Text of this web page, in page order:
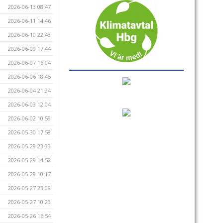
2026-06-13 08:47
2026-06-11 14:46
2026-06-10 22:43
2026-06-09 17:44
2026-06-07 16:04
2026-06-06 18:45
2026-06-04 21:34
2026-06-03 12:04
2026-06-02 10:59
2026-05-30 17:58
2026-05-29 23:33
2026-05-29 14:52
2026-05-29 10:17
2026-05-27 23:09
2026-05-27 10:23
2026-05-26 16:54